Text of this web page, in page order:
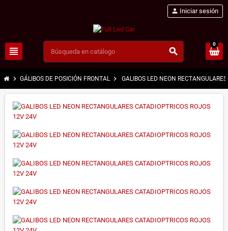
view_headline search
person Iniciar sesión
0
chevron_right GÁLIBOS DE POSICIÓN FRONTAL chevron_right GALIBOS LED NEON